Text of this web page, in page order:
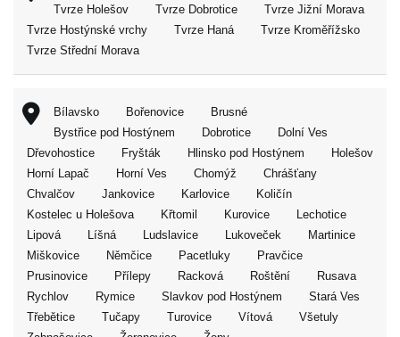
Tvrze Holešov
Tvrze Dobrotice
Tvrze Jižní Morava
Tvrze Hostýnské vrchy
Tvrze Haná
Tvrze Kroměřížsko
Tvrze Střední Morava
Bílavsko Bořenovice
Brusné
Bystřice pod Hostýnem
Dobrotice
Dolní Ves
Dřevohostice
Fryšták Hlinsko pod Hostýnem
Holešov
Horní Lapač
Horní Ves Chomýž
Chrášťany
Chvalčov
Jankovice Karlovice
Količín
Kostelec u Holešova
Křtomil Kurovice
Lechotice
Lipová
Líšná Ludslavice Lukoveček
Martinice
Miškovice
Němčice Pacetluky
Pravčice
Prusinovice
Přílepy Racková Roštění
Rusava
Rychlov
Rymice Slavkov pod Hostýnem
Stará Ves
Třebětice
Tučapy Turovice Vítová
Všetuly